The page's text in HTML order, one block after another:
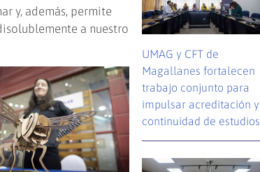
y, además, permite
a nuestro
UMAG y CFT de
Magallanes fortalecen
trabajo conjunto para
impulsar acreditación y
continuidad de estudios